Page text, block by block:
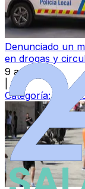
Denunciado un
en drogas y
9 ago 2026
Categoría: